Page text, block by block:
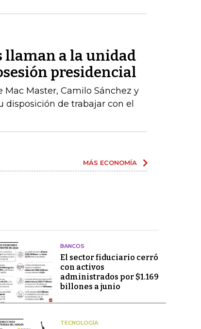
a la unidad
presidencial
Master, Camilo Sánchez y
de trabajar con el
MÁS ECONOMÍA
BANCOS
El sector fiduciario cerró
con activos
administrados por $1.169
billones a junio
TECNOLOGÍA